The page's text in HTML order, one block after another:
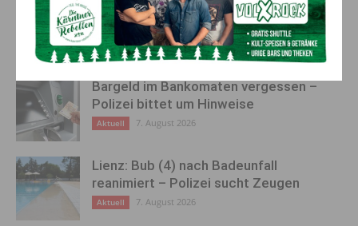
„Sein Charakter bleibt unersetzbar“ –
Fußballverein nimmt Abschied
Aktuell 7. August 2026
Bargeld im Bankomaten vergessen –
Polizei bittet um Hinweise
Aktuell 7. August 2026
Lienz: Bub (4) nach Badeunfall
reanimiert – Polizei sucht Zeugen
Aktuell 7. August 2026